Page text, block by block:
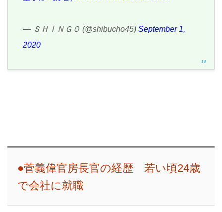
— ＳＨＩＮＧＯ (@shibucho45) September 1,
2020
●菅義偉官房長官の経歴 若い頃24歳
で会社に就職